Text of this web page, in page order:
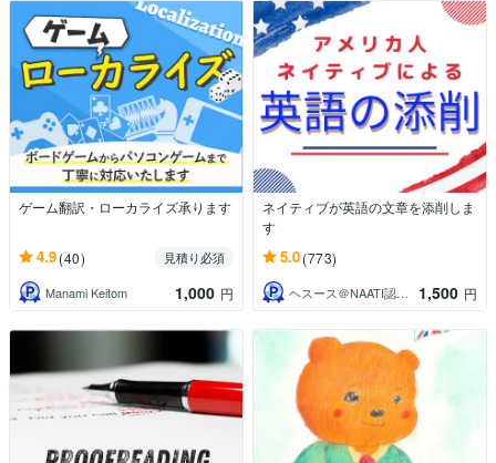
ゲーム翻訳・ローカライズ承ります
4.9(40)
見積り必須
Manami Keitom
1,000 円
ネイティブが英語の文章を添削しま
す
5.0(773)
ヘスース＠NAATI認定翻訳者 1,500 円